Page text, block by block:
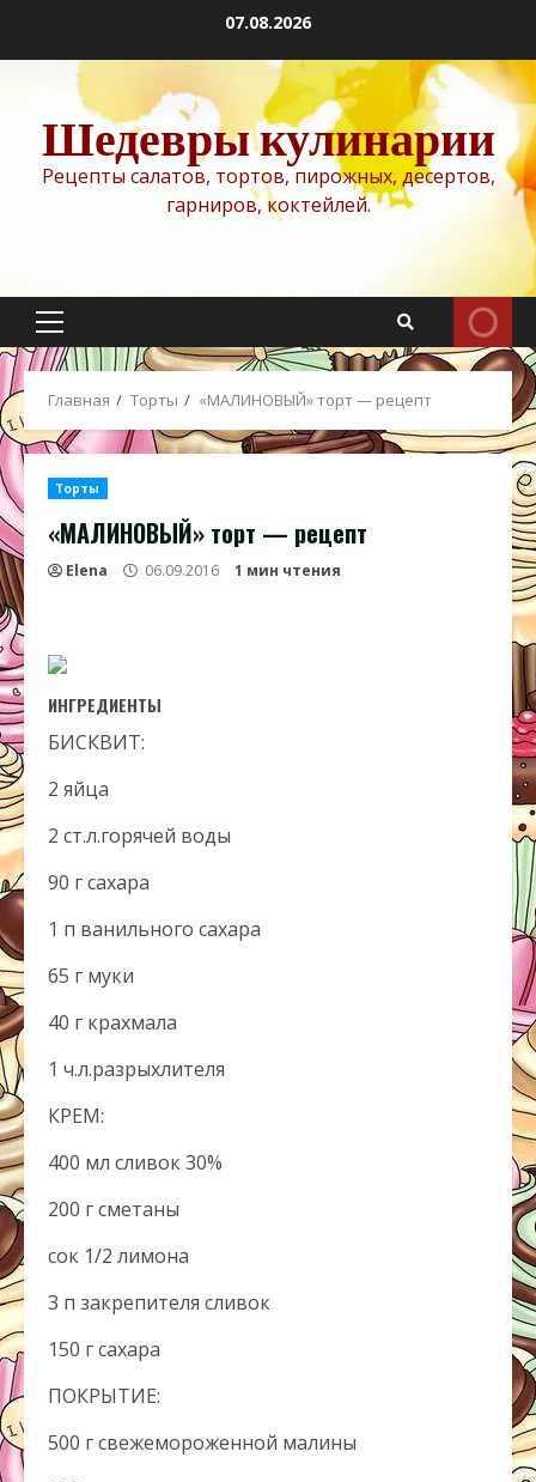
содержимому
07.08.2026
Шедевры кулинарии
Рецепты салатов, тортов, пирожных, десертов,
гарниров, коктейлей.
Основное
меню
Главная Торты «МАЛИНОВЫЙ» торт — рецепт
Торты
«МАЛИНОВЫЙ» торт — рецепт
Elena 06.09.2016 1 мин чтения
ИНГРЕДИЕНТЫ
БИСКВИТ:
2 яйца
2 ст.л.горячей воды
90 г сахара
1 п ванильного сахара
65 г муки
40 г крахмала
1 ч.л.разрыхлителя
КРЕМ:
400 мл сливок 30%
200 г сметаны
сок 1/2 лимона
3 п закрепителя сливок
150 г сахара
ПОКРЫТИЕ:
500 г свежемороженной малины